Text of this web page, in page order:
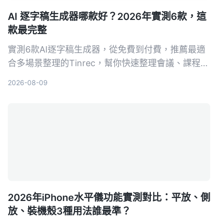
AI 逐字稿生成器哪款好？2026年實測6款，這
款最完整
實測6款AI逐字稿生成器，從免費到付費，推薦最適
合多場景整理的Tinrec，幫你快速整理會議、課程、
2026-08-09
2026年iPhone水平儀功能實測對比：平放、側
放、裝機殼3種用法誰最準？